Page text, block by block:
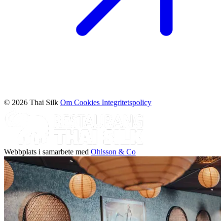
© 2026 Thai Silk Om Cookies Integritetspolicy
Webbplats i samarbete med Ohlsson & Co